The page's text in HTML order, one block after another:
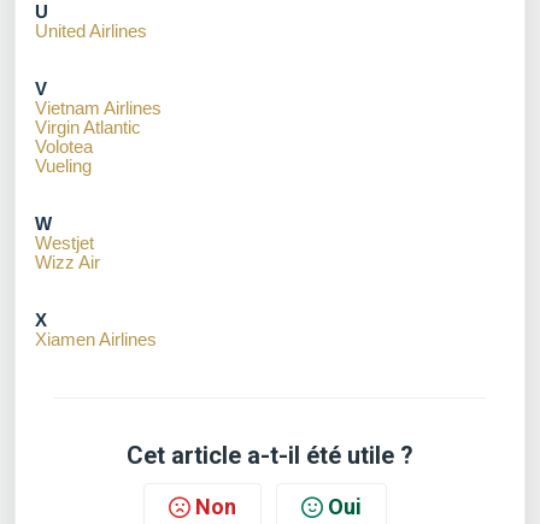
U
United Airlines
V
Vietnam Airlines
Virgin Atlantic
Volotea
Vueling
W
Westjet
Wizz Air
X
Xiamen Airlines
Cet article a-t-il été utile ?
Non Oui